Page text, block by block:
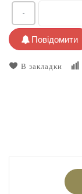
-
Повідомити
В закладки